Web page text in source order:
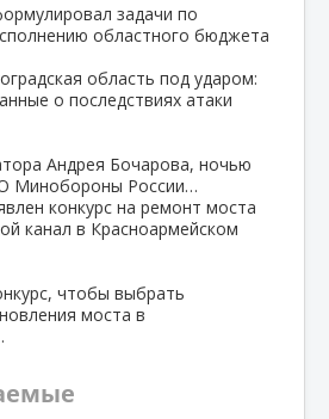
задачи по
областного бюджета
область под ударом:
о последствиях атаки
Андрея Бочарова, ночью
Минобороны России…
конкурс на ремонт моста
канал в Красноармейском
чтобы выбрать
моста в